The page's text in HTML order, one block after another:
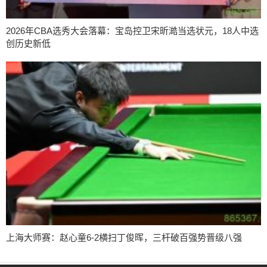
2026年CBA选秀大会落幕：宝岛控卫宋昕澔当选状元，18人中选
创历史新低
上海大师赛：赵心童6-2横扫丁俊晖，三杆破百强势晋级八强